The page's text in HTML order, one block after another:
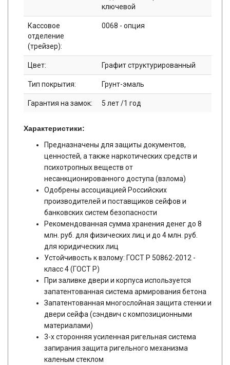
ключевой
Кассовое
отделение
(трейзер):
0068 - опция
Цвет: Графит структурированный
Тип покрытия: Грунт-эмаль
Гарантия на замок: 5 лет /1 год
Характеристики:
Предназначены для защиты документов,
ценностей, а также наркотических средств и
психотропных веществ от
несанкционированного доступа (взлома)
Одобрены ассоциацией Российских
производителей и поставщиков сейфов и
банковских систем безопасности
Рекомендованная сумма хранения денег до 8
млн. руб. для физических лиц и до 4 млн. руб.
для юридических лиц
Устойчивость к взлому: ГОСТ Р 50862-2012 -
класс 4 (ГОСТ Р)
При заливке двери и корпуса используется
запатентованная система армирования бетона
Запатентованная многослойная защита стенки и
двери сейфа (сэндвич с композиционными
материалами)
3-х сторонняя усиленная ригельная система
запирания защита ригельного механизма
каленым стеклом